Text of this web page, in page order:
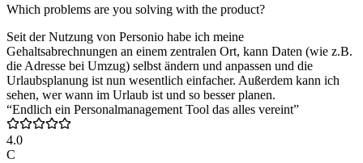
Which problems are you solving with the product?
Seit der Nutzung von Personio habe ich meine
Gehaltsabrechnungen an einem zentralen Ort, kann Daten (wie z.B.
die Adresse bei Umzug) selbst ändern und anpassen und die
Urlaubsplanung ist nun wesentlich einfacher. Außerdem kann ich
sehen, wer wann im Urlaub ist und so besser planen.
“Endlich ein Personalmanagement Tool das alles vereint”
4.0
C